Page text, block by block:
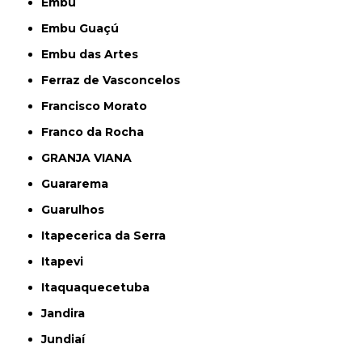
Embu Guaçú
Embu das Artes
Ferraz de Vasconcelos
Francisco Morato
Franco da Rocha
GRANJA VIANA
Guararema
Guarulhos
Itapecerica da Serra
Itapevi
Itaquaquecetuba
Jandira
Jundiaí